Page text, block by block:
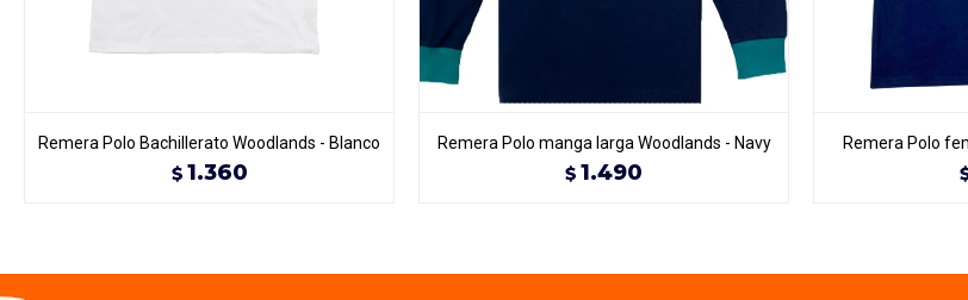
Remera Polo Bachillerato Woodlands - Blanco
$ 1.360
Remera Polo manga larga Woodlands - Navy
$ 1.490
Remera Polo